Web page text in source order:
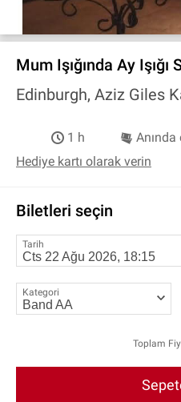
Mum Işığında Ay Işığı
Edinburgh, Aziz Giles
1 h
Anında
Hediye kartı olarak verin
Biletleri seçin
Tarih
Kategori
Toplam